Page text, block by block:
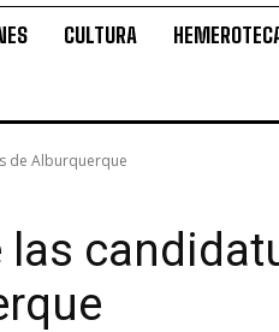
CULTURA
de Alburquerque
las